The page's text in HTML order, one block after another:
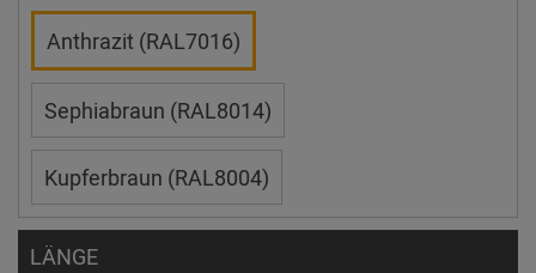
Anthrazit (RAL7016)
Sephiabraun (RAL8014)
Kupferbraun (RAL8004)
LÄNGE